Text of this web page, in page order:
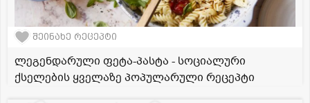
შეინახე რეცეპტი
ლეგენდარული ფეტა-პასტა - სოციალური
ქსელების ყველაზე პოპულარული რეცეპტი